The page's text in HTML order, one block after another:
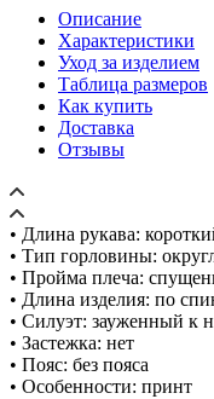
Описание
Характеристики
Уход за изделием
Таблица размеров
Как купить
Доставка
Отзывы
• Длина рукава:
• Тип горловины:
• Пройма плеча:
• Длина изделия: по
• Силуэт: зауженный к
• Застежка: нет
• Пояс: без пояса
• Особенности: принт